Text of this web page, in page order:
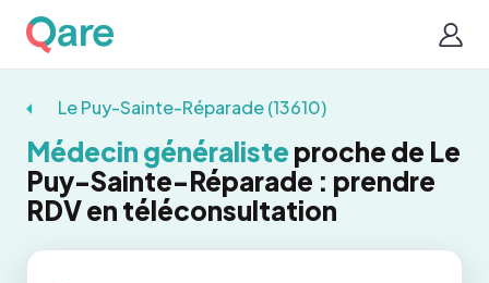
Le Puy-Sainte-Réparade (13610)
Médecin généraliste proche de Le
Puy-Sainte-Réparade : prendre
RDV en téléconsultation